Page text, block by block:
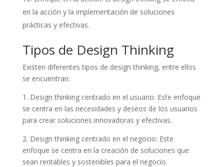
en la acción y la implementación de soluciones
prácticas y efectivas.
Tipos de Design Thinking
Existen diferentes tipos de design thinking, entre ellos
se encuentran:
1. Design thinking centrado en el usuario: Este enfoque
se centra en las necesidades y deseos de los usuarios
para crear soluciones innovadoras y efectivas.
2. Design thinking centrado en el negocio: Este
enfoque se centra en la creación de soluciones que
sean rentables y sostenibles para el negocio.